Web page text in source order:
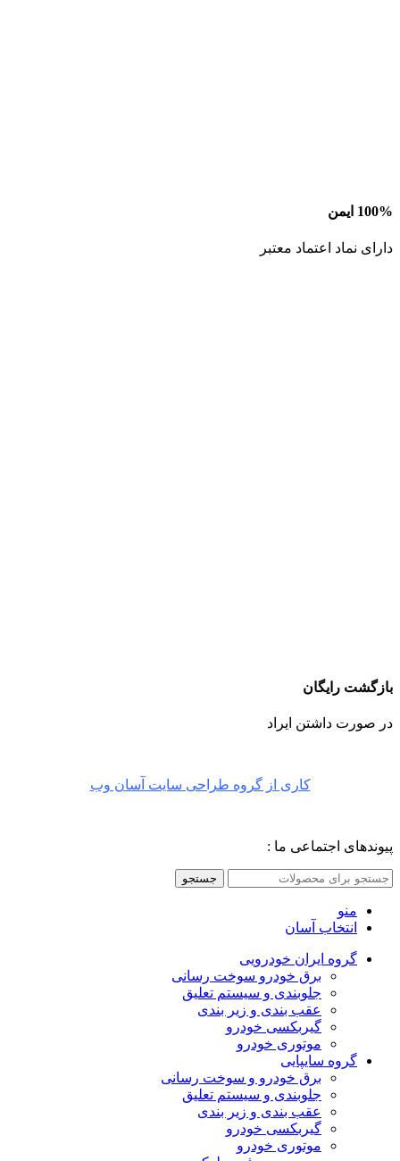
100% ایمن
دارای نماد اعتماد معتبر
بازگشت رایگان
در صورت داشتن ایراد
کاری از گروه طراحی سایت آسان وب
پیوندهای اجتماعی ما :
جستجو
منو
انتخاب آسان
گروه ایران خودرویی
برق خودرو سوخت رسانی
جلوبندی و سیستم تعلیق
عقب بندی و زیر بندی
گیربکسی خودرو
موتوری خودرو
گروه سایپایی
برق خودرو و سوخت رسانی
جلوبندی و سیستم تعلیق
عقب بندی و زیر بندی
گیربکسی خودرو
موتوری خودرو